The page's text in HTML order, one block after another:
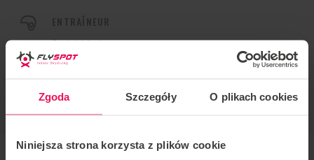
Zgoda Szczegóły O plikach cookies
Niniejsza strona korzysta z plików cookie
Radek Meduna
Belly, Static, Freestyle